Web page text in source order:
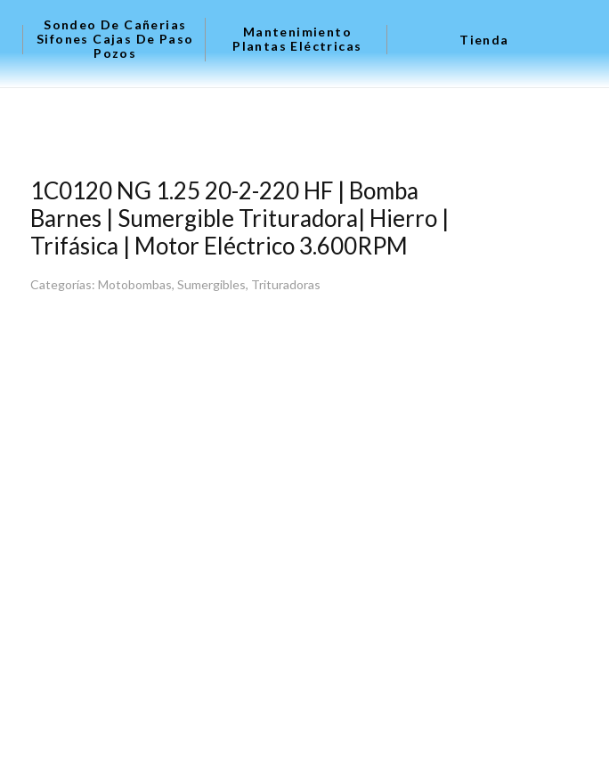
Sondeo De Cañerias
Sifones Cajas De Paso
Pozos
Mantenimiento
Plantas Eléctricas
Tienda
1C0120 NG 1.25 20-2-220 HF | Bomba
Barnes | Sumergible Trituradora| Hierro |
Trifásica | Motor Eléctrico 3.600RPM
Categorías: Motobombas, Sumergibles, Trituradoras